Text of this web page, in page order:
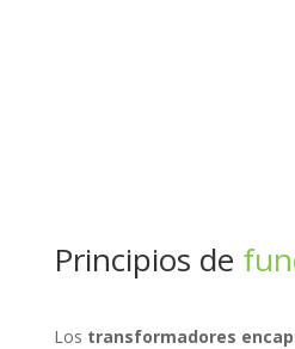
Principios de
Los transformadores